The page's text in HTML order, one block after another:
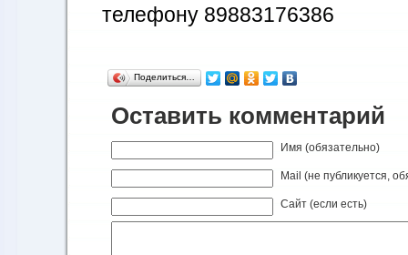
телефону 89883176386
Поделиться…
Оставить комментарий
Имя (обязательно)
Mail (не публикуется,
Сайт (если есть)